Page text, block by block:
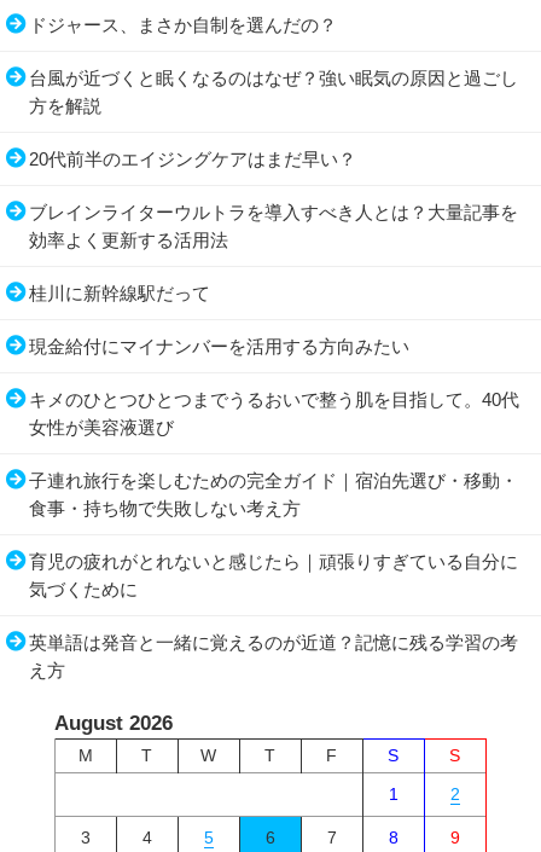
ドジャース、まさか自制を選んだの？
台風が近づくと眠くなるのはなぜ？強い眠気の原因と過ごし
方を解説
20代前半のエイジングケアはまだ早い？
ブレインライターウルトラを導入すべき人とは？大量記事を
効率よく更新する活用法
桂川に新幹線駅だって
現金給付にマイナンバーを活用する方向みたい
キメのひとつひとつまでうるおいで整う肌を目指して。40代
女性が美容液選び
子連れ旅行を楽しむための完全ガイド｜宿泊先選び・移動・
食事・持ち物で失敗しない考え方
育児の疲れがとれないと感じたら｜頑張りすぎている自分に
気づくために
英単語は発音と一緒に覚えるのが近道？記憶に残る学習の考
え方
August 2026
M T W T F S
S
1
2
3 4 5 6 7 8 9